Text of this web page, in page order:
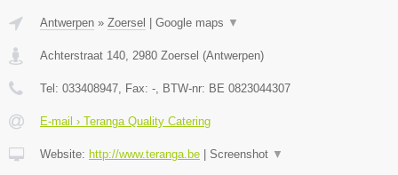
Antwerpen » Zoersel | Google maps ▼
Achterstraat 140 2980 Zoersel (Antwerpen)
Tel: 033408947 , Fax: - , BTW-nr: BE 0823044307
E-mail › Teranga Quality Catering
Website: http://www.teranga.be | Screenshot ▼